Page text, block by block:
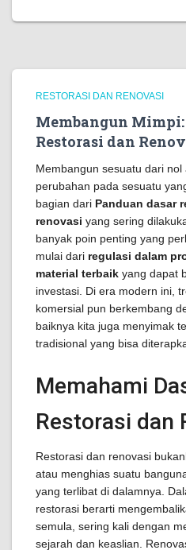
RESTORASI DAN RENOVASI
Membangun
Restorasi dan
Membangun sesuatu dari nol
perubahan pada sesuatu
bagian dari Panduan dasar
renovasi yang sering
banyak poin penting yang
mulai dari regulasi dalam
material terbaik yang dapat
investasi. Di era modern ini,
komersial pun berkembang
baiknya kita juga menyimak
tradisional yang bisa
Memahami
Restorasi dan
Restorasi dan renovasi
atau menghias suatu
yang terlibat di dalamnya.
restorasi berarti
semula, sering kali dengan
sejarah dan keaslian.